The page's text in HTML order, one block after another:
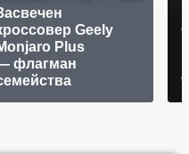
Geely
Plus
флагман